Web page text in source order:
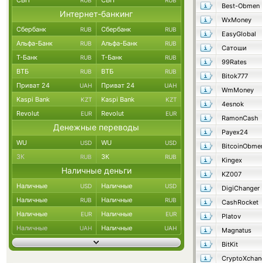
Best-Obmen
WxMoney
EasyGlobal
Сатоши
99Rates
Bitok777
WmMoney
4esnok
RamonCash
Payex24
Kingex
KZ007
DigiChanger
CashRocket
Platov
Magnatus
BitKit
Интернет-банкинг
Сбербанк RUB Сбербанк RUB
Альфа-Банк RUB Альфа-Банк RUB
Т-Банк RUB Т-Банк RUB
ВТБ RUB ВТБ RUB
Приват 24 UAH Приват 24 UAH
Kaspi Bank KZT Kaspi Bank KZT
Revolut EUR Revolut EUR
Денежные переводы
WU USD WU USD
ЗК RUB ЗК RUB
Наличные деньги
Наличные USD Наличные USD
Наличные RUB Наличные RUB
Наличные EUR Наличные EUR
Наличные UAH Наличные UAH